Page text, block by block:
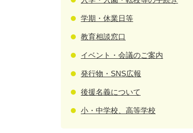
学期・休業日等
教育相談窓口
イベント・会議のご案内
発行物・SNS広報
後援名義について
小・中学校、高等学校